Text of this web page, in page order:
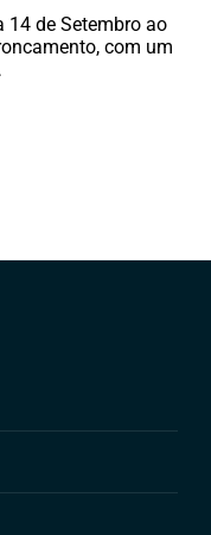
14 de Setembro ao
com um